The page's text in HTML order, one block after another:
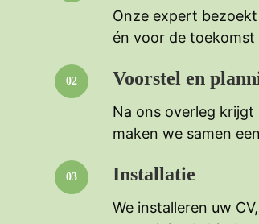
Onze expert
én voor de toekomst
Voorstel en
Na ons overleg
maken we samen
Installatie
We installeren uw